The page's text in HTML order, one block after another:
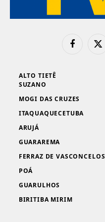
FacebookX
ALTO TIETÊ
SUZANO
MOGI DAS CRUZES
ITAQUAQUECETUBA
ARUJÁ
GUARAREMA
FERRAZ DE VASCONCELOS
POÁ
GUARULHOS
BIRITIBA MIRIM